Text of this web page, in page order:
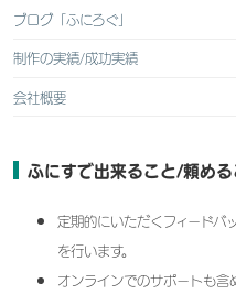
ブログ「ふにろぐ」
制作の実績/成功実績
会社概要
ふにすで出来ること/頼め
定期的にいただくフィードバ
を行います。
オンラインでのサポートも